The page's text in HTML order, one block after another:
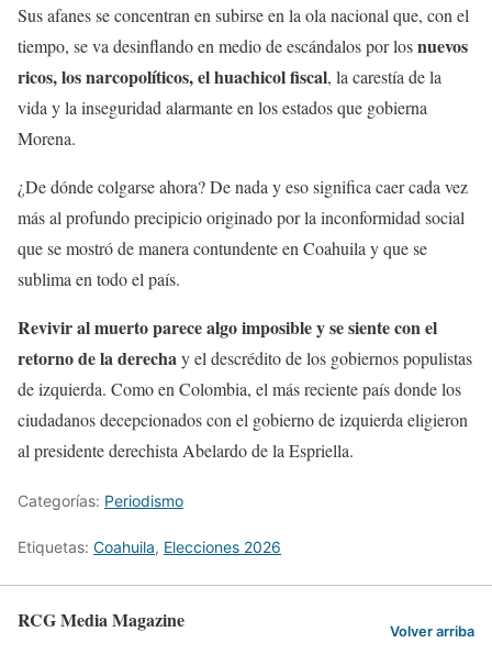
Sus afanes se concentran en subirse en la ola nacional que, con el
tiempo, se va desinflando en medio de escándalos por losnuevos
ricos, los narcopolíticos, el huachicol fiscal, la carestía de la
vida y la inseguridad alarmante en los estados que gobierna
Morena.
¿De dónde colgarse ahora? De nada y eso significa caer cada vez
más al profundo precipicio originado por la inconformidad social
que se mostró de manera contundente en Coahuila y que se
sublima en todo el país.
Revivir al muerto parece algo imposible y se siente con el
retorno de la derechay el descrédito de los gobiernos populistas
de izquierda. Como en Colombia, el más reciente país donde los
ciudadanos decepcionados con el gobierno de izquierda eligieron
al presidente derechista Abelardo de la Espriella.
Categorías: Periodismo
Etiquetas: Coahuila, Elecciones 2026
RCG Media Magazine Volver arriba